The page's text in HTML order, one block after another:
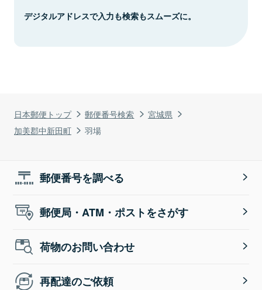
日本郵便トップ 郵便番号検索
宮城県
加美郡中新田町
羽場
デジタルアドレスで入力も検索もスムーズに。
郵便番号を調べる
郵便局・ATM・ポストをさがす
荷物のお問い合わせ
再配達のご依頼